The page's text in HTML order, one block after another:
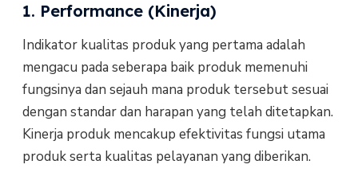
1. Performance (Kinerja)
Indikator kualitas produk yang pertama adalah
mengacu pada seberapa baik produk memenuhi
fungsinya dan sejauh mana produk tersebut sesuai
dengan standar dan harapan yang telah ditetapkan.
Kinerja produk mencakup efektivitas fungsi utama
produk serta kualitas pelayanan yang diberikan.